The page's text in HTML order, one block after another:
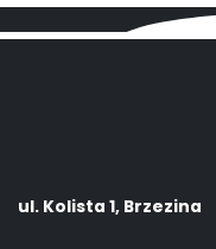
ul. Kolista 1, Brzezina